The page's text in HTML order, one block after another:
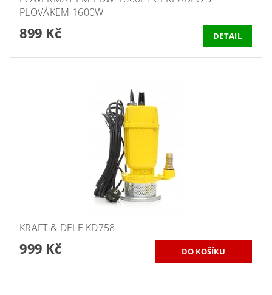
PLOVÁKEM 1600W
899 Kč DETAIL
KRAFT & DELE KD758
999 Kč